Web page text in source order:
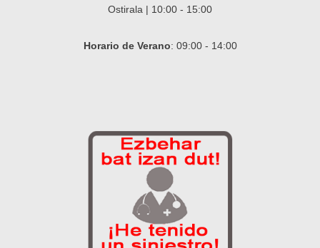
Ostirala | 10:00 - 15:00
Horario de Verano: 09:00 - 14:00